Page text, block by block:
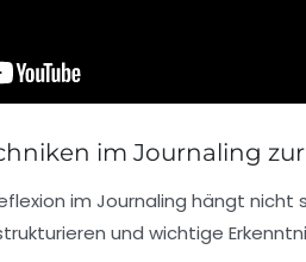
im Journaling
im Journaling hängt
und wichtige